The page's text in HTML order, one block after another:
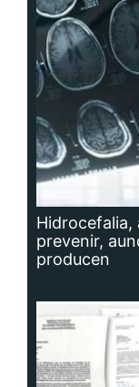
Hidrocefalia,
prevenir,
producen